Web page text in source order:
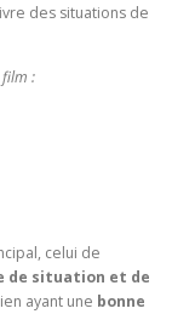
des situations de
:
celui de
de situation et de
ayant une bonne